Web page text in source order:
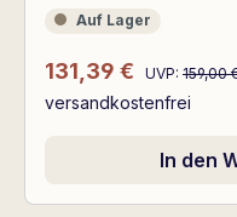
Auf Lager
Auf Lager
Verkaufspreis:
131,39 € Regulärer
UVP: 159,00
versandkostenfrei
In den